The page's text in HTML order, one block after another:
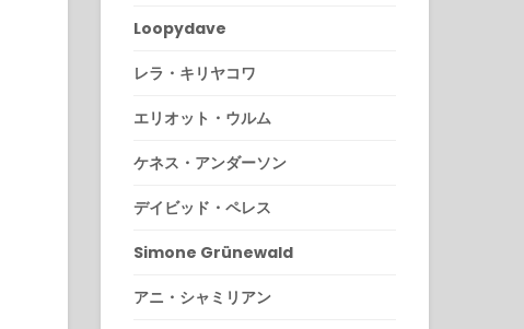
Loopydave
レラ・キリヤコワ
エリオット・ウルム
ケネス・アンダーソン
デイビッド・ペレス
Simone Grünewald
アニ・シャミリアン